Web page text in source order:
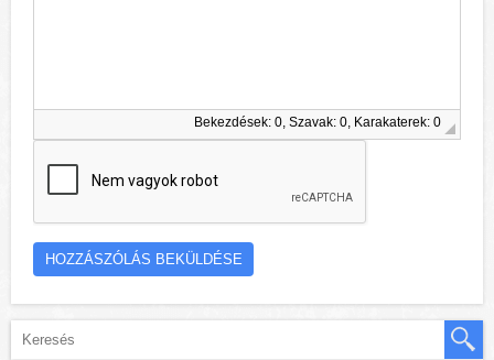
Bekezdések: 0, Szavak: 0, Karakaterek: 0